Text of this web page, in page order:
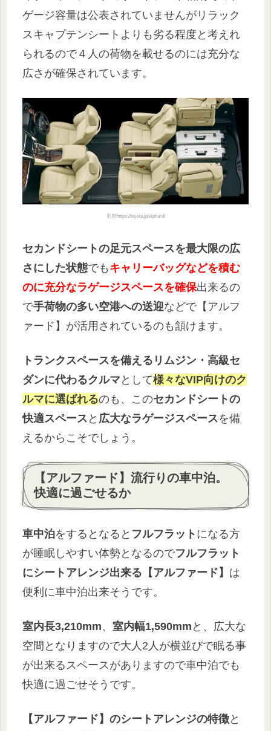
ゲージ容量は公表されていませんがリラック
スキャプテンシートよりも劣る程度と考えれ
られるので４人の荷物を載せるのには充分な
広さが確保されています。
引用:https://toyota.jp/alphard/
セカンドシートの足元スペースを最大限の広
さにした状態でも キャリーバッグなどを積む
のに充分なラゲージスペースを確保出来るの
で手荷物の多い空港への送迎などで【アルフ
ァード】が活用されているのも頷けます。
トランクスペースを備えるリムジン・高級セ
ダンに代わるクルマ として様々なVIP向けのク
ルマに選ばれるのも、このセカンドシートの
快適スペース と 広大なラゲージスペースを備
えるからこそでしょう。
【アルファード】流行りの車中泊。
快適に過ごせるか
車中泊をするとなると フルフラット になる方
が睡眠しやすい体勢となるのでフルフラット
にシートアレンジ出来る【アルファード】 は
便利に車中泊出来そうです。
室内長3,210mm、 室内幅1,590mm と、広大な
空間となりますので大人2人が横並びで眠る事
が出来るスペースがありますので車中泊でも
快適に過ごせそうです。
【アルファード】のシートアレンジの特徴と